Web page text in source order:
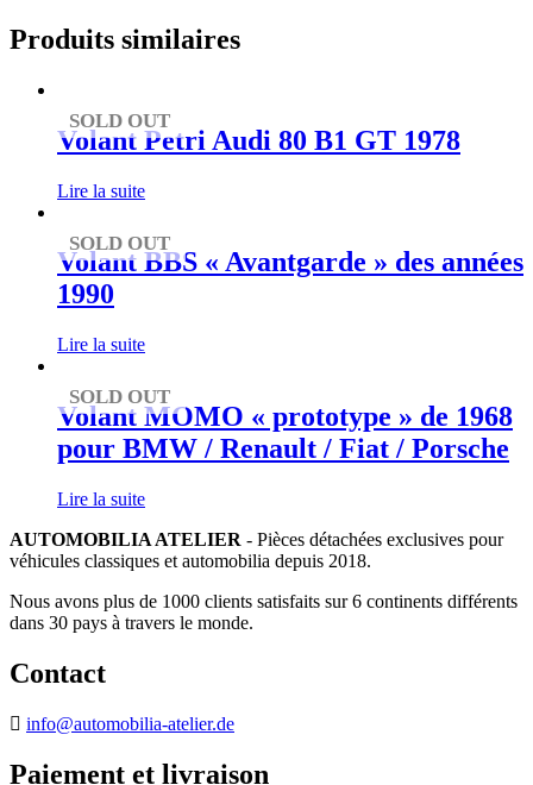
Produits similaires
SOLD OUT
Volant Petri Audi 80 B1 GT 1978
Lire la suite
SOLD OUT
Volant BBS « Avantgarde » des années
1990
Lire la suite
SOLD OUT
Volant MOMO « prototype » de 1968
pour BMW / Renault / Fiat / Porsche
Lire la suite
AUTOMOBILIA ATELIER - Pièces détachées exclusives pour
véhicules classiques et automobilia depuis 2018.
Nous avons plus de 1000 clients satisfaits sur 6 continents différents
dans 30 pays à travers le monde.
Contact
info@automobilia-atelier.de
Paiement et livraison